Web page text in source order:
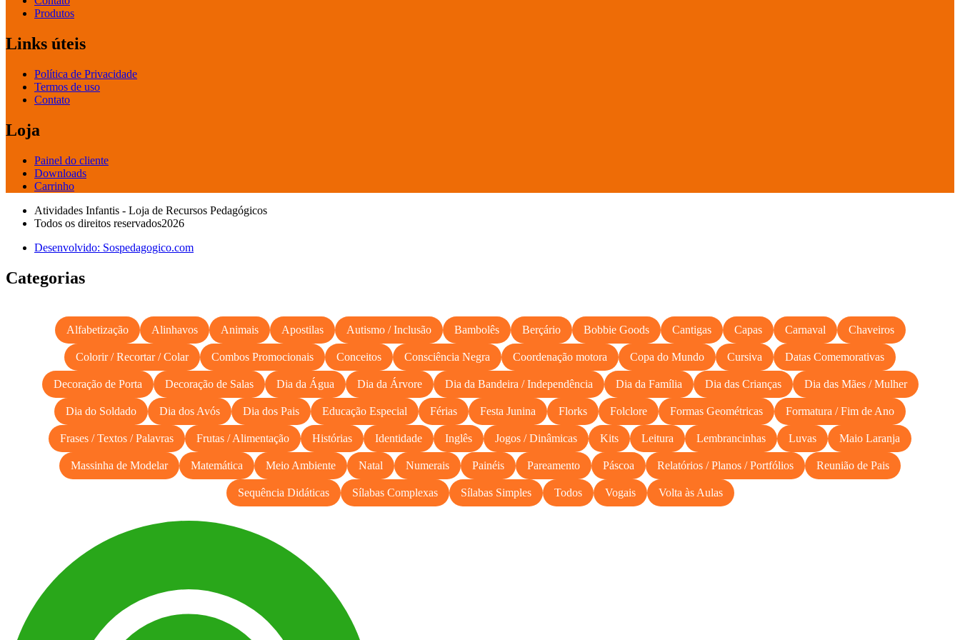
Produtos
Links úteis
Política de Privacidade
Termos de uso
Contato
Loja
Painel do cliente
Downloads
Carrinho
Atividades Infantis - Loja de Recursos Pedagógicos
Todos os direitos reservados2026
Desenvolvido: Sospedagogico.com
Categorias
Alfabetização Alinhavos Animais Apostilas Autismo / Inclusão Bambolês Berçário Bobbie Goods Cantigas Capas Carnaval Chaveiros
Colorir / Recortar / Colar Combos Promocionais Conceitos Consciência Negra Coordenação motora Copa do Mundo Cursiva Datas Comemorativas
Decoração de Porta Decoração de Salas Dia da Água Dia da Árvore Dia da Bandeira / Independência Dia da Família Dia das Crianças Dia das Mães / Mulher
Dia do Soldado Dia dos Avós Dia dos Pais Educação Especial Férias Festa Junina Florks Folclore Formas Geométricas Formatura / Fim de Ano
Frases / Textos / Palavras Frutas / Alimentação Histórias Identidade Inglês Jogos / Dinâmicas Kits Leitura Lembrancinhas Luvas Maio Laranja
Massinha de Modelar Matemática Meio Ambiente Natal Numerais Painéis Pareamento Páscoa Relatórios / Planos / Portfólios Reunião de Pais
Sequência Didáticas Sílabas Complexas Sílabas Simples Todos Vogais Volta às Aulas